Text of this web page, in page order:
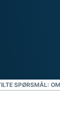
SPØRSMÅL: